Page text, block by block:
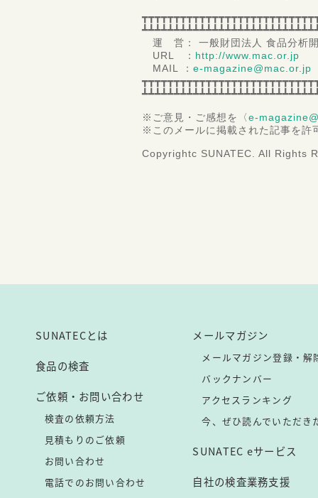
運 営： 一般財団法人 食品分析
URL ： http://www.mac.or.jp
MAIL ： e-magazine@mac.or.jp
※ご意見・ご感想を〈e-
※このメールに掲載された記事を許
Copyrightc SUNATEC. All Rights
SUNATECとは
食品の検査
ご依頼・お問い合わせ
検査の依頼方法
見積もりのご依頼
お問い合わせ
電話でのお問い合わせ
メールマガジン
メールマガジン登録・解
バックナンバー
アクセスランキング
今、ぜひ読んでいただき
SUNATEC eサービス
自社の検査業務支援